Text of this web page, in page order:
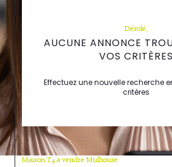
Désolé,
AUCUNE ANNONCE
VOS CRITÈRES
Effectuez une nouvelle recherche
critères
Maison T4 à vendre Mulhouse